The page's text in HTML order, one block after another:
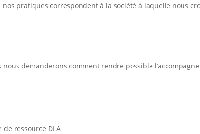
pratiques correspondent à la société à laquelle nous
demanderons comment rendre possible
de ressource DLA